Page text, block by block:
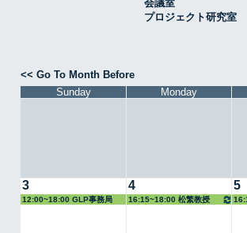
会議室
プロジェクト研究室
<< Go To Month Before
Sunday
Monday
3
12:00~18:00 GLP事務局
4
16:15~18:00 松繁教授
5